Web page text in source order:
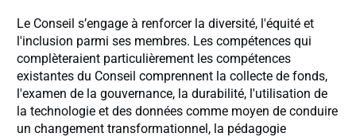
Le Conseil s’engage à renforcer la diversité, l'équité et
l'inclusion parmi ses membres. Les compétences qui
complèteraient particulièrement les compétences
existantes du Conseil comprennent la collecte de fonds,
l'examen de la gouvernance, la durabilité, l'utilisation de
la technologie et des données comme moyen de conduire
un changement transformationnel, la pédagogie